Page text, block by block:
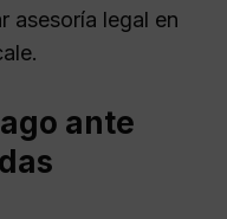
asesoría legal en
ante